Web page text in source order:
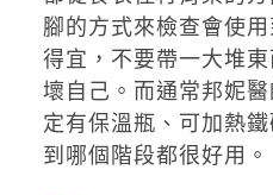
腳的方式來檢查會使
得宜，不要帶一大堆
壞自己。而通常邦妮
定有保溫瓶、可加熱
到哪個階段都很好用。